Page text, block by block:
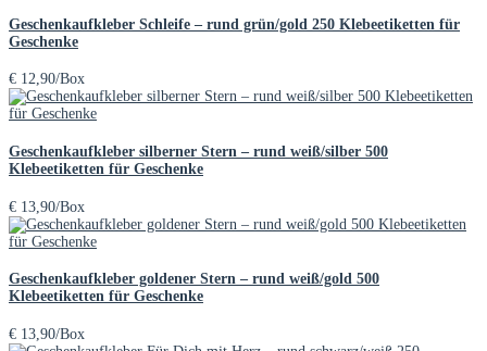
Geschenkaufkleber Schleife – rund grün/gold 250 Klebeetiketten für
Geschenke
€ 12,90/Box
Geschenkaufkleber silberner Stern – rund weiß/silber 500
Klebeetiketten für Geschenke
€ 13,90/Box
Geschenkaufkleber goldener Stern – rund weiß/gold 500
Klebeetiketten für Geschenke
€ 13,90/Box